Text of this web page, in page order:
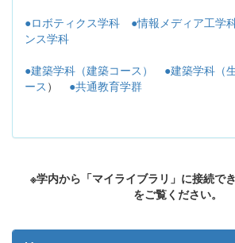
●ロボティクス学科
●情報メディア工学
ンス学科
●建築学科（建築コース）
●建築学科（
ース ） ●共通教育学群
※学内から「マイライブラリ」に接続でき
をご覧ください。